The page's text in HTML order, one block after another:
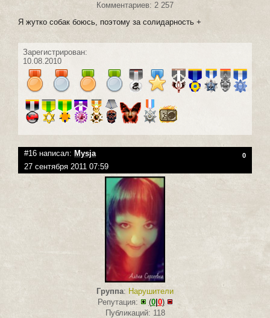
Комментариев: 2 257
Я жутко собак боюсь, поэтому за солидарность +
Зарегистрирован:
10.08.2010
#16 написал: Mysja 0
27 сентября 2011 07:59
Группа: Нарушители
Репутация:
(0|0)
Публикаций: 118